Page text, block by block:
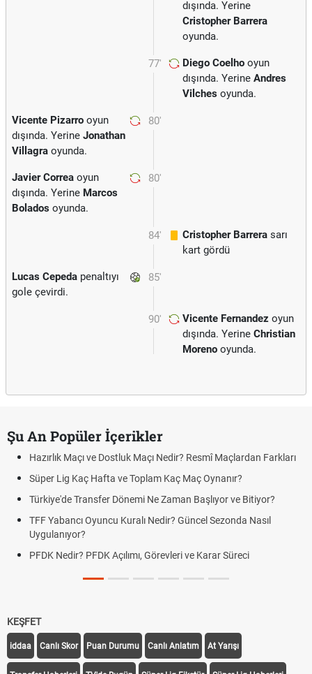
dışında. Yerine
Cristopher Barrera
oyunda.
77' Diego Coelho oyun
dışında. Yerine Andres
Vilches oyunda.
80'
Vicente Pizarro oyun
dışında. Yerine Jonathan
Villagra oyunda.
80'
Javier Correa oyun
dışında. Yerine Marcos
Bolados oyunda.
84' Cristopher Barrera sarı
kart gördü
85'
Lucas Cepeda penaltıyı
gole çevirdi.
90' Vicente Fernandez oyun
dışında. Yerine Christian
Moreno oyunda.
Şu An Popüler İçerikler
Hazırlık Maçı ve Dostluk Maçı Nedir? Resmî Maçlardan Farkları
Süper Lig Kaç Hafta ve Toplam Kaç Maç Oynanır?
Türkiye'de Transfer Dönemi Ne Zaman Başlıyor ve Bitiyor?
TFF Yabancı Oyuncu Kuralı Nedir? Güncel Sezonda Nasıl
Uygulanıyor?
PFDK Nedir? PFDK Açılımı, Görevleri ve Karar Süreci
KEŞFET
iddaa Canlı Skor Puan Durumu Canlı Anlatım At Yarışı